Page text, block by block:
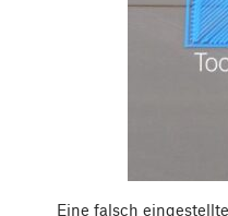
Eine falsch